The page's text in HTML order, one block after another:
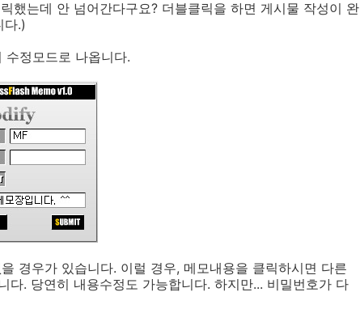
했는데 안 넘어간다구요? 더블클릭을 하면 게시물 작성이 완
다.)
정모드로 나옵니다.
경우가 있습니다. 이럴 경우, 메모내용을 클릭하시면 다른
. 당연히 내용수정도 가능합니다. 하지만... 비밀번호가 다